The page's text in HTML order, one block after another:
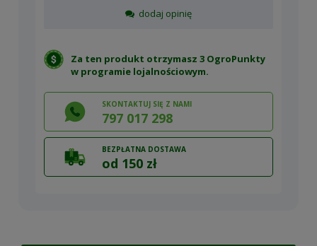
dodaj opinię
Za ten produkt otrzymasz 3 OgroPunkty
w programie lojalnościowym.
SKONTAKTUJ SIĘ Z NAMI
797 017 298
BEZPŁATNA DOSTAWA
od 150 zł